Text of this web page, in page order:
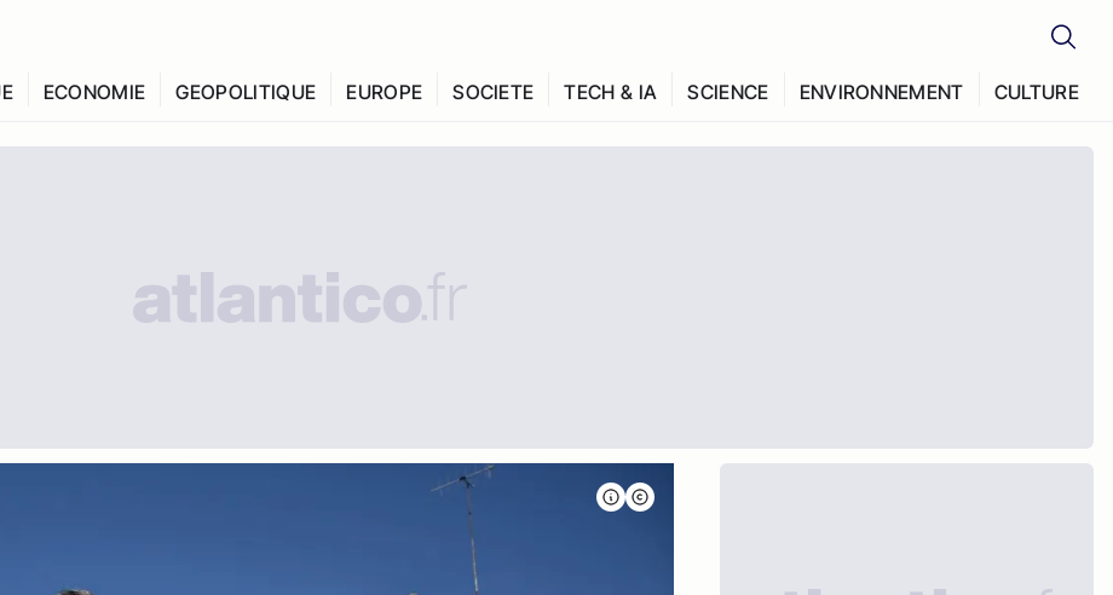
ECONOMIE GEOPOLITIQUE EUROPE SOCIETE TECH & IA SCIENCE ENVIRONNEMENT CULTURE